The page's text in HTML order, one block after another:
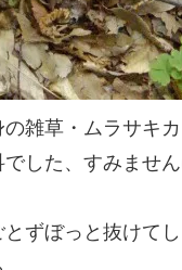
の雑草・ムラサキ
した、すみませ
ずぼっと抜けてし